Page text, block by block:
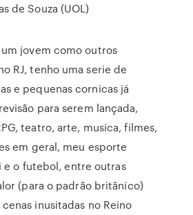
de Souza (UOL)
um jovem como outros
RJ, tenho uma serie de
e pequenas cornicas já
para serem lançada,
teatro, arte, musica, filmes,
em geral, meu esporte
e o futebol, entre outras
(para o padrão britânico)
inusitadas no Reino